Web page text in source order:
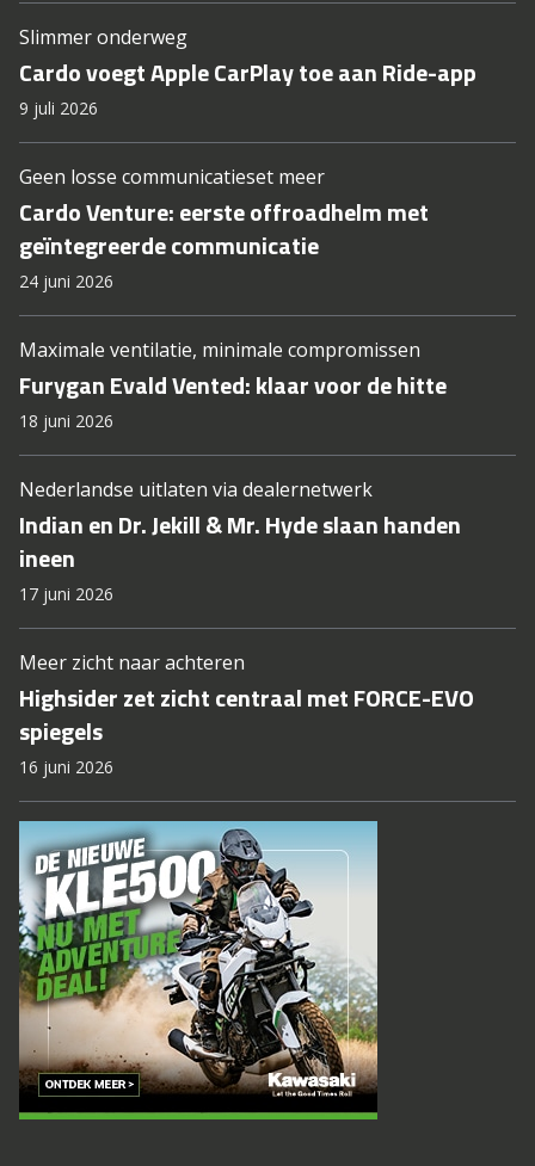
Slimmer onderweg
Cardo voegt Apple CarPlay toe aan Ride-app
9 juli 2026
Geen losse communicatieset meer
Cardo Venture: eerste offroadhelm met
geïntegreerde communicatie
24 juni 2026
Maximale ventilatie, minimale compromissen
Furygan Evald Vented: klaar voor de hitte
18 juni 2026
Nederlandse uitlaten via dealernetwerk
Indian en Dr. Jekill & Mr. Hyde slaan handen
ineen
17 juni 2026
Meer zicht naar achteren
Highsider zet zicht centraal met FORCE-EVO
spiegels
16 juni 2026